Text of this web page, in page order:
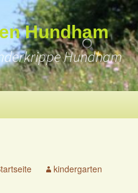
Hundham
Hundham
Suchen
nach:
kindergarten